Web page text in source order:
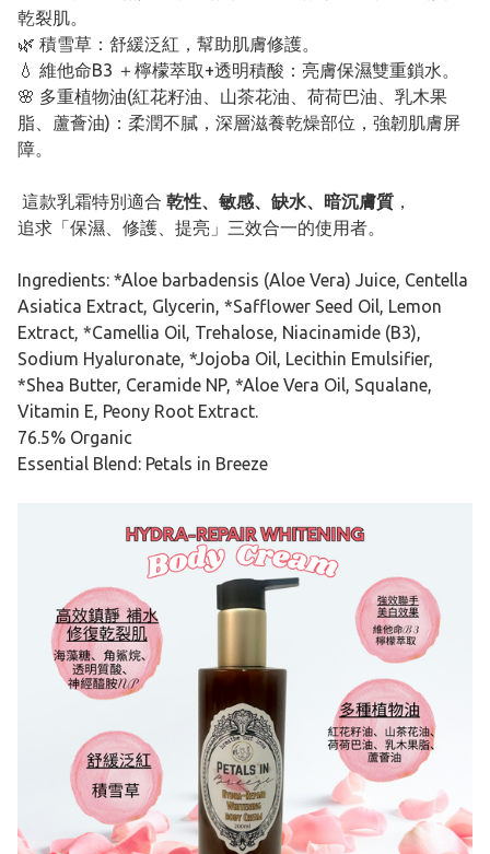
乾裂肌。
🌿 積雪草：舒緩泛紅，幫助肌膚修護。
💧 維他命B3 ＋檸檬萃取+透明積酸：亮膚保濕雙重鎖水。
🌸 多重植物油(紅花籽油、山茶花油、荷荷巴油、乳木果
脂、蘆薈油)：柔潤不膩，深層滋養乾燥部位，強韌肌膚屏
障。
這款乳霜特別適合 乾性、敏感、缺水、暗沉膚質 ，
追求「保濕、修護、提亮」三效合一的使用者。
Ingredients: *Aloe barbadensis (Aloe Vera) Juice, Centella
Asiatica Extract, Glycerin, *Safflower Seed Oil, Lemon
Extract, *Camellia Oil, Trehalose, Niacinamide (B3),
Sodium Hyaluronate, *Jojoba Oil, Lecithin Emulsifier,
*Shea Butter, Ceramide NP, *Aloe Vera Oil, Squalane,
Vitamin E, Peony Root Extract.
76.5% Organic
Essential Blend: Petals in Breeze